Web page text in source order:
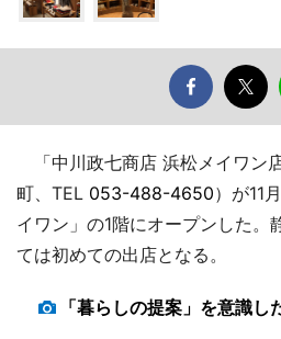
「中川政七商店 浜松メイワン
町、TEL 053-488-4650）が11
イワン」の1階にオープンした。
ては初めての出店となる。
「暮らしの提案」を意識し